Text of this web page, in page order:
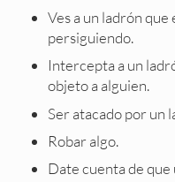
Ves a un ladrón
persiguiendo.
Intercepta a un
objeto a alguien.
Ser atacado por un
Robar algo.
Date cuenta de que